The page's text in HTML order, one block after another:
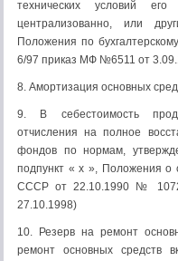
технических условий его
централизованно, или
Положения по
6/97 приказ МФ №6511 от
8. Амортизация основных
9. В себестоимость
отчисления на полное
фондов по нормам,
подпункт « х », Положения о
СССР от 22.10.1990 №
27.10.1998)
10. Резерв на ремонт
ремонт основных средств